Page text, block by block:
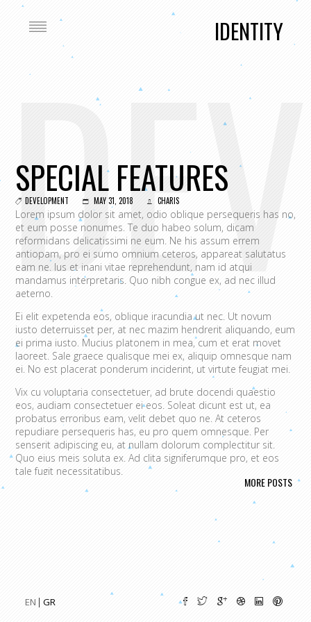
IDENTITY
EN GR
SPECIAL FEATURES
DEVELOPMENT MAY 31, 2018 CHARIS
Lorem ipsum dolor sit amet, odio oblique persequeris has no,
et eum posse nonumes. Te duo habeo solum, dicam
reformidans delicatissimi ne eum. Ne his assum errem
antiopam, pro ei sumo omnium ceteros, appareat salutatus
eam ne. Ius et inani vitae reprehendunt, nam id atqui
mandamus interpretaris. Quo nibh congue ex, ad nec illud
aeterno.
Ei elit expetenda eos, oblique iracundia ut nec. Ut novum
iusto deterruisset per, at nec mazim hendrerit aliquando, eum
ei prima iusto. Mucius platonem in mea, cum et erat movet
laoreet. Sale graece qualisque mei ex, aliquip omnesque nam
ei. No est placerat ponderum inciderint, ut virtute feugiat mei.
Vix cu voluptaria consectetuer, ad brute docendi quaestio
eos, audiam consectetuer ei eos. Soleat dicunt est ut, ea
probatus erroribus eam, velit debet quo ne. At ceteros
repudiare persequeris has, eu pro quem omnesque. Per
senserit adipiscing eu, at nullam dolorum complectitur sit.
Quo eius meis soluta ex. Ad clita signiferumque pro, et eos
tale fugit necessitatibus.
Vim eu melius eripuit.
Ad odio nulla invidunt eum. Iriure audire
tacimates mea ut, ea vel adipisci convenire accusamus. Fugit
An populo corrumpit usu. Debet dicant vis ad, ad magna
Ex vim recteque voluptatibus,
nullam placerat ne pri. Vix ea convenire iracundia abhorreant.
MORE POSTS